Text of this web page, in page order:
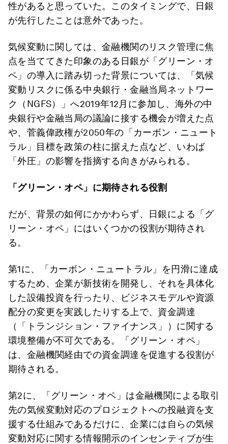
性があると思っていた。このタイミングで、日銀
が先行したことは意外であった。
気候変動に関しては、金融機関のリスク管理に焦
点を当ててきた印象のある日銀が「グリーン・オ
ペ」の導入に踏み切った背景については、「気候
変動リスクに係る中央銀行・金融当局ネットワー
ク（NGFS）」へ2019年12月に参加し、海外の中
央銀行や金融当局の議論に接する機会が増えた点
や、菅義偉政権が2050年の「カーボン・ニュート
ラル」目標を政策の柱に据えた点など、いわば
「外圧」の影響を指摘する向きがみられる。
「グリーン・オペ」に期待される役割
だが、背景の如何にかかわらず、日銀による「グ
リーン・オペ」にはいくつかの役割が期待され
る。
第1に、「カーボン・ニュートラル」を円滑に達成
するため、企業が新技術を開発し、それを具体化
した設備投資を行ったり、ビジネスモデルや資源
配分の変更を実践したりする上で、資金調達
（「トランジション・ファイナンス」）に関する
環境整備が不可欠である。「グリーン・オペ」
は、金融機関経由での資金調達を促進する役割が
期待される。
第2に、「グリーン・オペ」は金融機関による取引
先の気候変動対応のプロジェクトへの投融資を支
援する仕組みであるだけに、企業には自らの気候
変動対応に関する情報開示のインセンティブが生